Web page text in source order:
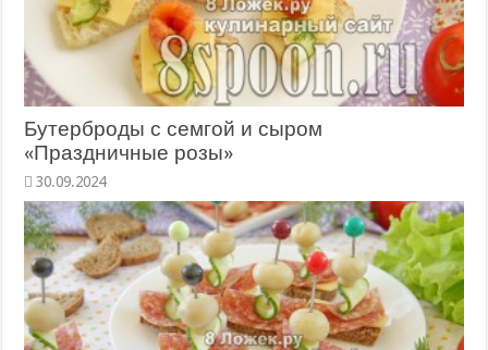
Бутерброды с семгой и сыром
«Праздничные розы»